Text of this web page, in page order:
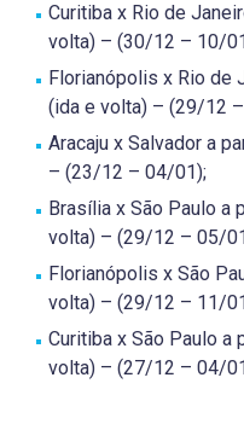
Curitiba x Rio de
volta) – (30/12 – 10/
Florianópolis x Rio de
(ida e volta) – (29/12
Aracaju x Salvador a
– (23/12 – 04/01);
Brasília x São Paulo a
volta) – (29/12 – 05/
Florianópolis x São
volta) – (29/12 – 11/
Curitiba x São Paulo a
volta) – (27/12 – 04/